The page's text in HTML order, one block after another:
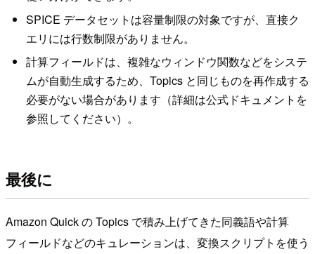
SPICE データセットは容量制限の対象ですが、直接ク
エリには行数制限がありません。
計算フィールドは、複雑なウィンドウ関数などをシステ
ムが自動生成するため、Topics と同じものを再作成する
必要がない場合があります（詳細は公式ドキュメントを
参照してください）。
最後に
Amazon Quick の Topics で積み上げてきた同義語や計算
フィールドなどのキュレーションは、変換スクリプトを使う